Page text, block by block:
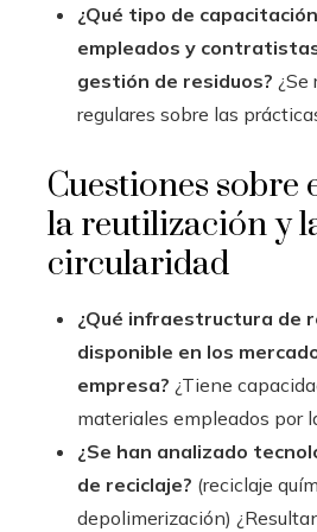
¿Qué tipo de
empleados y
gestión de residuos? ¿Se
regulares sobre las
Cuestiones sobre
la reutilización y
circularidad
¿Qué infraestructura de
disponible en los
empresa? ¿Tiene
materiales empleados por
¿Se han analizado
de reciclaje? (reciclaje
depolimerización)